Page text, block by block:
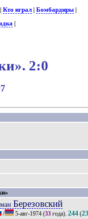
|Кто играл |Бомбардиры
|
2:0
Березовский
/ 5-авг-1974 (33 года).244 (